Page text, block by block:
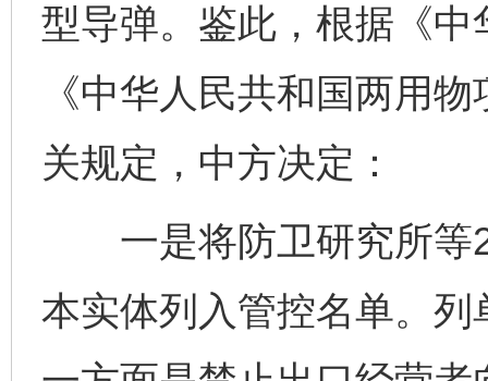
型导弹。鉴此，根据《
《中华人民共和国两用
关规定，中方决定：
一是将防卫研究所等
本实体列入管控名单。